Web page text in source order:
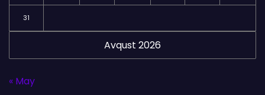
Avqust 2026
31
« May